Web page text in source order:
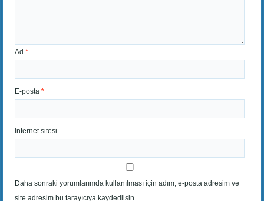
Ad*
E-posta*
İnternet sitesi
Daha sonraki yorumlarımda kullanılması için adım, e-posta adresim ve
site adresim bu tarayıcıya kaydedilsin.